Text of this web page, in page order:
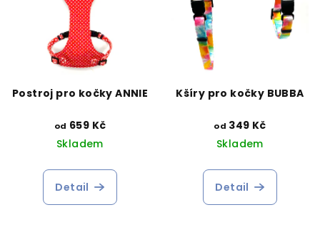
Postroj pro kočky ANNIE
od 659 Kč
Skladem
Detail
Kšíry pro kočky BUBBA
od 349 Kč
Skladem
Detail